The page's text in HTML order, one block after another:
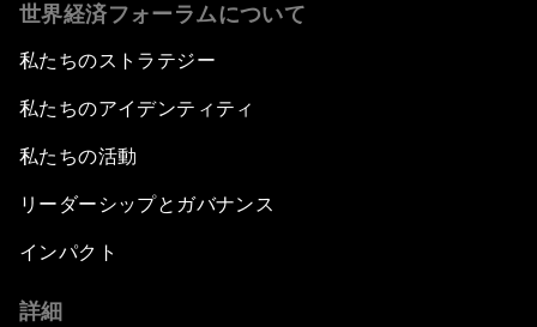
世界経済フォーラムについて
私たちのストラテジー
私たちのアイデンティティ
私たちの活動
リーダーシップとガバナンス
インパクト
詳細